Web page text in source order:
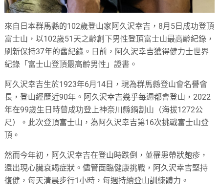
來自日本群馬縣的102歲登山家阿久沢幸吉，8月5日成功登頂
富士山，以102歲51天之齡創下男性登頂富士山最高齡紀錄，
刷新保持37年的舊紀錄。日前，阿久沢幸吉獲得健力士世界
紀錄「富士山登頂最高齡男性」證書。
阿久沢幸吉生於1923年6月14日，現為群馬縣登山會名譽會
長，登山經歷近90年。阿久沢幸吉幾乎每週都會登山，2022
年在99歲生日時曾成功登上神奈川縣鍋割山（海拔1272公
尺）。此次登頂富士山，為阿久沢幸吉第16次挑戰富士山登
頂。
然而今年初，阿久沢幸吉在登山時跌倒，並罹患帶狀皰疹，
還出現心臟衰竭症狀。儘管面臨健康挑戰，阿久沢幸吉堅持
復健，每天清晨步行1小時，每週持續登山訓練體力。